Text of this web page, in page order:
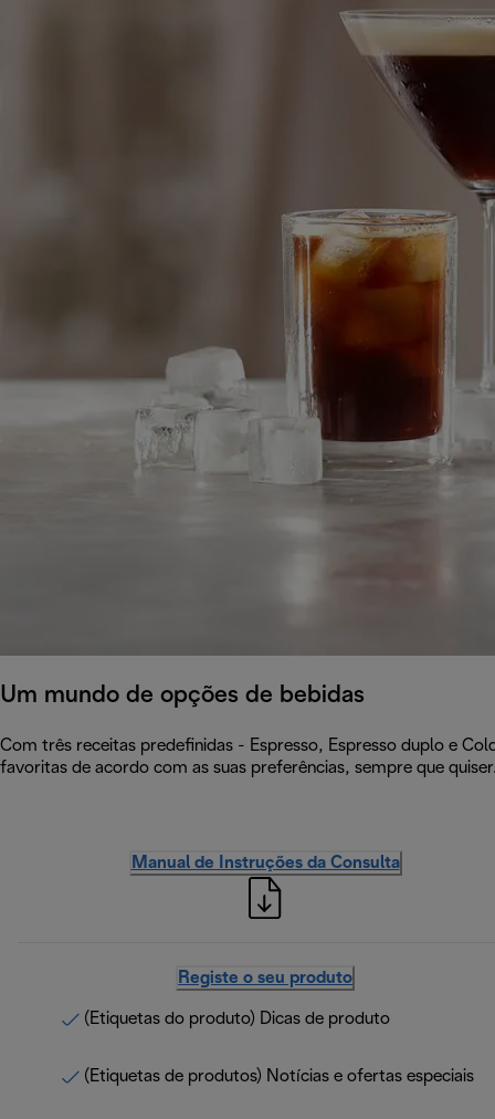
Um mundo de opções de bebidas
Com três receitas predefinidas - Espresso, Espresso duplo e
favoritas de acordo com as suas preferências, sempre que
Manual de Instruções da Consulta
Registe o seu produto
(Etiquetas do produto) Dicas de produto
(Etiquetas de produtos) Notícias e ofertas especiais